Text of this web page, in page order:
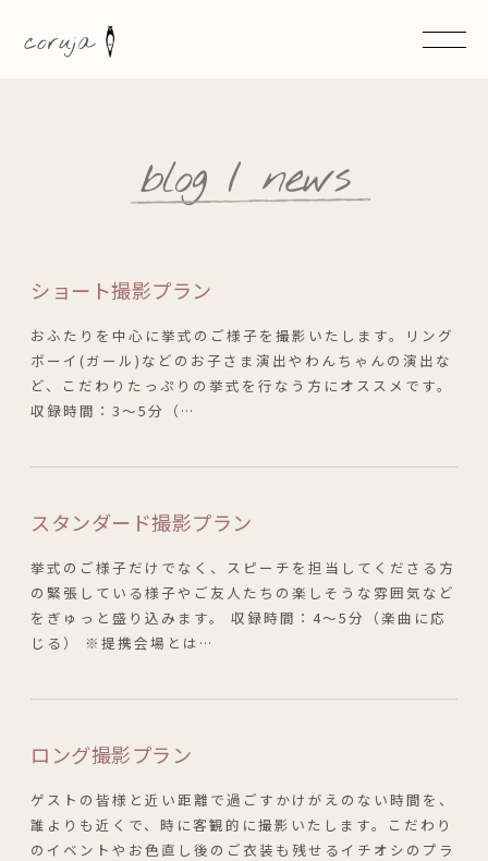
coruja
blog / news
ショート撮影プラン
おふたりを中心に挙式のご様子を撮影いたします。リング
ボーイ(ガール)などのお子さま演出やわんちゃんの演出な
ど、こだわりたっぷりの挙式を行なう方にオススメです。
収録時間：3～5分（…
スタンダード撮影プラン
挙式のご様子だけでなく、スピーチを担当してくださる方
の緊張している様子やご友人たちの楽しそうな雰囲気など
をぎゅっと盛り込みます。 収録時間：4～5分（楽曲に応
じる） ※提携会場とは…
ロング撮影プラン
ゲストの皆様と近い距離で過ごすかけがえのない時間を、
誰よりも近くで、時に客観的に撮影いたします。こだわり
のイベントやお色直し後のご衣装も残せるイチオシのプラ